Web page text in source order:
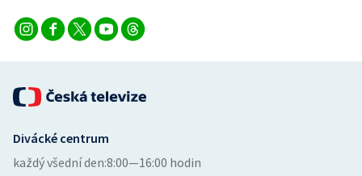
Volejbal
Divácké centrum
každý všední den:8:00—16:00 hodin